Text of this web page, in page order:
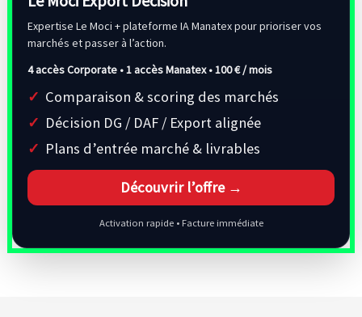
Expertise Le Moci + plateforme IA Manatex pour prioriser vos
marchés et passer à l’action.
4 accès Corporate • 1 accès Manatex •100 € / mois
Comparaison & scoring des marchés
Décision DG / DAF / Export alignée
Plans d’entrée marché & livrables
Découvrir l’offre →
Activation rapide • Facture immédiate